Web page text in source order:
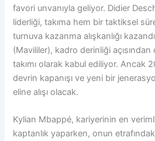
favori unvanıyla geliyor. Didier
liderliği, takıma hem bir taktiksel
turnuva kazanma alışkanlığı
(Mavililer), kadro derinliği açısından
takımı olarak kabul ediliyor. Ancak
devrin kapanışı ve yeni bir
eline alışı olacak.
Kylian Mbappé, kariyerinin en
kaptanlık yaparken, onun